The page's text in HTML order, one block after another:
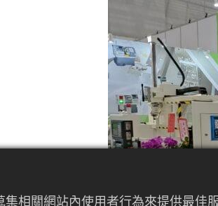
集相關網站內使用者行為來提供最